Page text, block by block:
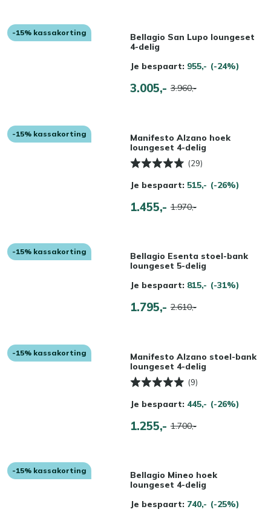
-15% kassakorting
Bellagio San Lupo loungeset
4-delig
Je bespaart: 955,- (-24%)
3.005,- 3.960,-
-15% kassakorting
Manifesto Alzano hoek
loungeset 4-delig
(29)
Je bespaart: 515,- (-26%)
1.455,- 1.970,-
-15% kassakorting
Bellagio Esenta stoel-bank
loungeset 5-delig
Je bespaart: 815,- (-31%)
1.795,- 2.610,-
-15% kassakorting
Manifesto Alzano stoel-bank
loungeset 4-delig
(9)
Je bespaart: 445,- (-26%)
1.255,- 1.700,-
-15% kassakorting
Bellagio Mineo hoek
loungeset 4-delig
Je bespaart: 740,- (-25%)